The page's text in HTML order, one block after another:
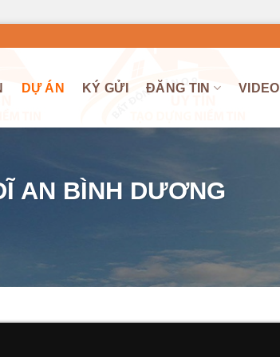
DỰ ÁN KÝ GỬI ĐĂNG TIN VIDEO
AN BÌNH DƯƠNG